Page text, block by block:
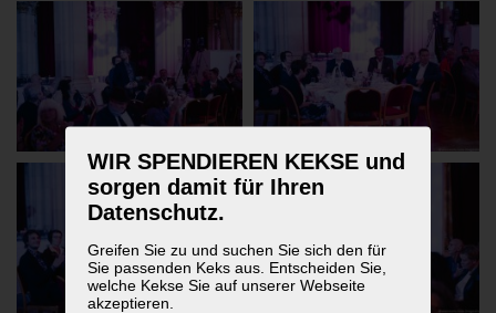
WIR SPENDIEREN KEKSE und
sorgen damit für Ihren
Datenschutz.
Greifen Sie zu und suchen Sie sich den für
Sie passenden Keks aus. Entscheiden Sie,
welche Kekse Sie auf unserer Webseite
akzeptieren.